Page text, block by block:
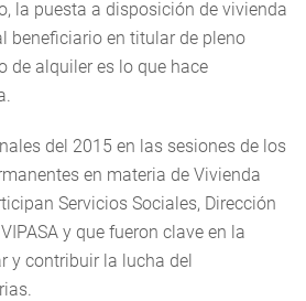
la puesta a disposición de vivienda
beneficiario en titular de pleno
de alquiler es lo que hace
del 2015 en las sesiones de los
en materia de Vivienda
Servicios Sociales, Dirección
y que fueron clave en la
y contribuir la lucha del